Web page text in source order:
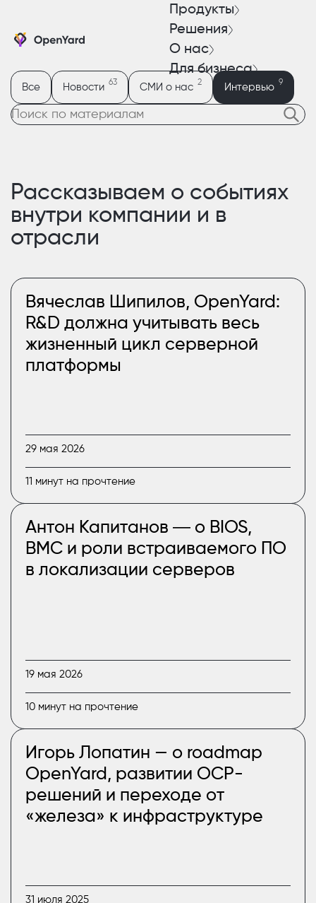
Продукты
Решения
О нас
Для бизнеса
Все Новости 63 СМИ о нас 2 Интервью 9
Рассказываем о событиях
внутри компании и в
отрасли
Вячеслав Шипилов, OpenYard:
R&D должна учитывать весь
жизненный цикл серверной
платформы
29 мая 2026
11 минут на прочтение
Антон Капитанов ― о BIOS,
BMC и роли встраиваемого ПО
в локализации серверов
19 мая 2026
10 минут на прочтение
Игорь Лопатин — о roadmap
OpenYard, развитии OCP-
решений и переходе от
«железа» к инфраструктуре
31 июля 2025